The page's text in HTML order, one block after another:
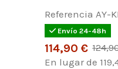
Referencia AY-
Envío 24-48h
114,90 €
En lugar de